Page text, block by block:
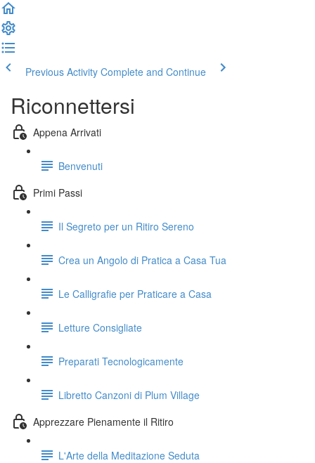
Previous Activity Complete and Continue
Riconnettersi
Appena Arrivati
Benvenuti
Primi Passi
Il Segreto per un Ritiro Sereno
Crea un Angolo di Pratica a Casa Tua
Le Calligrafie per Praticare a Casa
Letture Consigliate
Preparati Tecnologicamente
Libretto Canzoni di Plum Village
Apprezzare Pienamente il Ritiro
L'Arte della Meditazione Seduta